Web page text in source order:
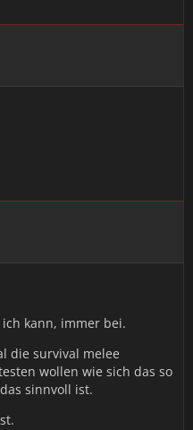
kann, immer bei.
die survival melee
wollen wie sich das so
sinnvoll ist.